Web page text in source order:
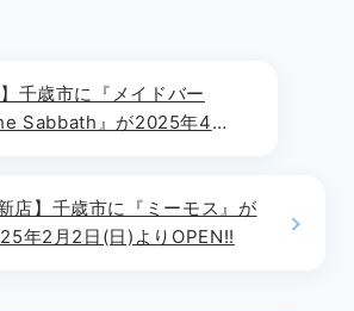
】千歳市に『メイドバー
Sabbath』が2025年4月1
新店】千歳市に『ミーモス』が
年2月2日(日)よりOPEN!!